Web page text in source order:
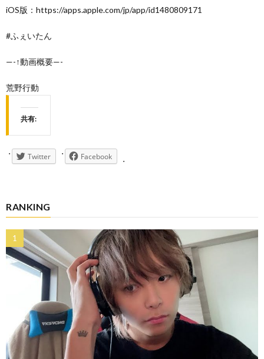
iOS版：https://apps.apple.com/jp/app/id1480809171
#ふぇいたん
—-↑動画概要—-
荒野行動
共有:
Twitter Facebook
RANKING